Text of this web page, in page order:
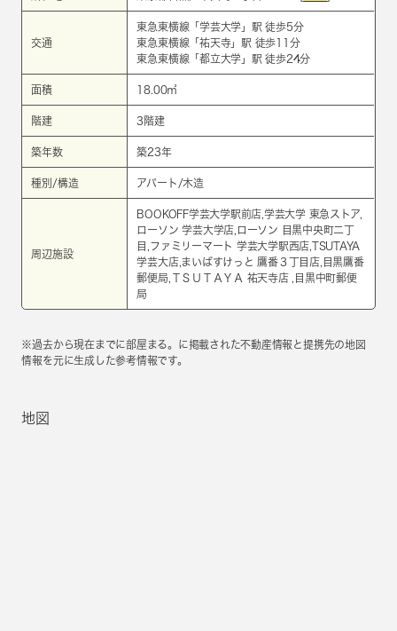
交通
東急東横線 「学芸大学 」駅 徒歩5分
東急東横線 「祐天寺」駅 徒歩11分
東急東横線 「都立大学 」駅 徒歩24分
面積 18.00㎡
階建 3階建
築年数 築23年
種別/構造 アパート/木造
周辺施設
BOOKOFF学芸大学駅前店,学芸大学 東急ストア,
ローソン 学芸大学店,ローソン 目黒中央町二丁
目,ファミリーマート 学芸大学駅西店,TSUTAYA
学芸大店,まいばすけっと 鷹番３丁目店,目黒鷹番
郵便局,ＴＳＵＴＡＹＡ 祐天寺店 ,目黒中町郵便
局
※過去から現在までに部屋まる。に掲載された不動産情報と提携先の地図
情報を元に生成した参考情報です。
地図